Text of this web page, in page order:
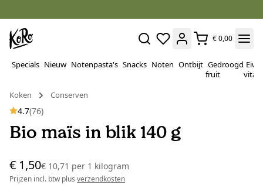
€ 0,00
Specials Nieuw Notenpasta's Snacks Noten Ontbijt Gedroogd
fruit
Koken
Conserven
4.7(76)
Bio maïs in blik 140 g
€ 1,50€ 10,71 per 1 kilogram
Prijzen incl. btw plus verzendkosten